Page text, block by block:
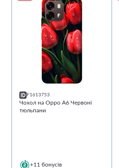
F1613753
Чохол на Oppo A6 Червоні
тюльпани
+11 бонусів